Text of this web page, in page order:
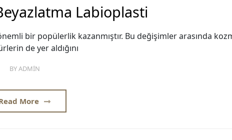
Labioplasti
bir popülerlik kazanmıştır. Bu değişimler arasında
de yer aldığını
BYADMIN
More